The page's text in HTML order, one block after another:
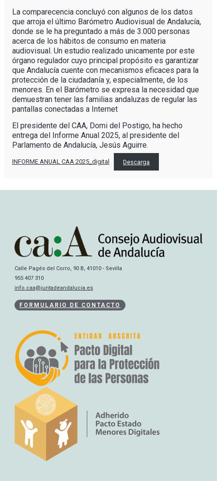
La comparecencia concluyó con algunos de los datos
que arroja el último Barómetro Audiovisual de Andalucía,
donde se le ha preguntado a más de 3.000 personas
acerca de los hábitos de consumo en materia
audiovisual. Un estudio realizado unicamente por este
órgano regulador cuyo principal propósito es garantizar
que Andalucía cuente con mecanismos eficaces para la
protección de la ciudadanía y, especialmente, de los
menores. En el Barómetro se expresa la necesidad que
demuestran tener las familias andaluzas de regular las
pantallas conectadas a Internet
El presidente del CAA, Domi del Postigo, ha hecho
entrega del Informe Anual 2025, al presidente del
Parlamento de Andalucía, Jesús Aguirre.
INFORME ANUAL CAA 2025_digital Descarga
Calle Pagés del Corro, 90 B, 41010 - Sevilla
955 407 310
info.caa@juntadeandalucia.es
FORMULARIO DE CONTACTO